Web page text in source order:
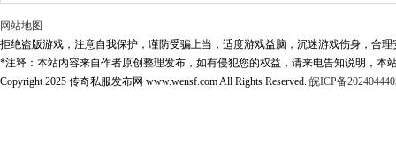
网站地图
拒绝盗版游戏，注意自我保护，谨防受骗上当，适度游戏益脑，沉迷游戏伤身，合
*注释：本站内容来自作者原创整理发布，如有侵犯您的权益，请来电告知说明，本
Copyright 2025 传奇私服发布网 www.wensf.com All Rights Reserved. 皖ICP备